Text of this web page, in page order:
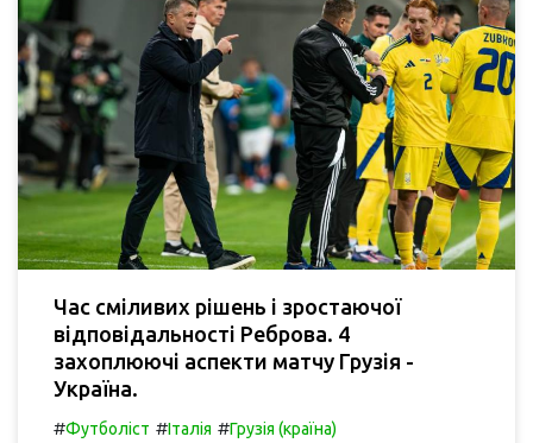
Час сміливих рішень і зростаючої
відповідальності Реброва. 4
захоплюючі аспекти матчу Грузія -
Україна.
#Футболіст #Італія #Грузія (країна)